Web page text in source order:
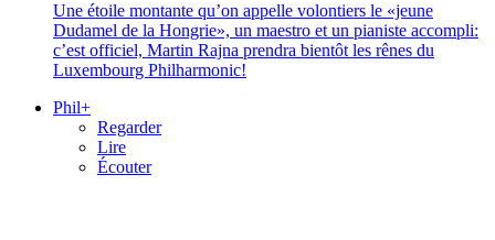
Une étoile montante qu’on appelle volontiers le «jeune
Dudamel de la Hongrie», un maestro et un pianiste accompli:
c’est officiel, Martin Rajna prendra bientôt les rênes du
Luxembourg Philharmonic!
Phil+
Regarder
Lire
Écouter